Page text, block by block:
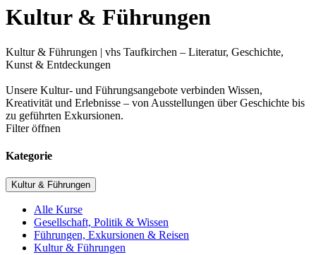
Kultur & Führungen
Kultur & Führungen | vhs Taufkirchen – Literatur, Geschichte,
Kunst & Entdeckungen
Unsere Kultur- und Führungsangebote verbinden Wissen,
Kreativität und Erlebnisse – von Ausstellungen über Geschichte bis
zu geführten Exkursionen.
Filter öffnen
Kategorie
Kultur & Führungen
Alle Kurse
Gesellschaft, Politik & Wissen
Führungen, Exkursionen & Reisen
Kultur & Führungen